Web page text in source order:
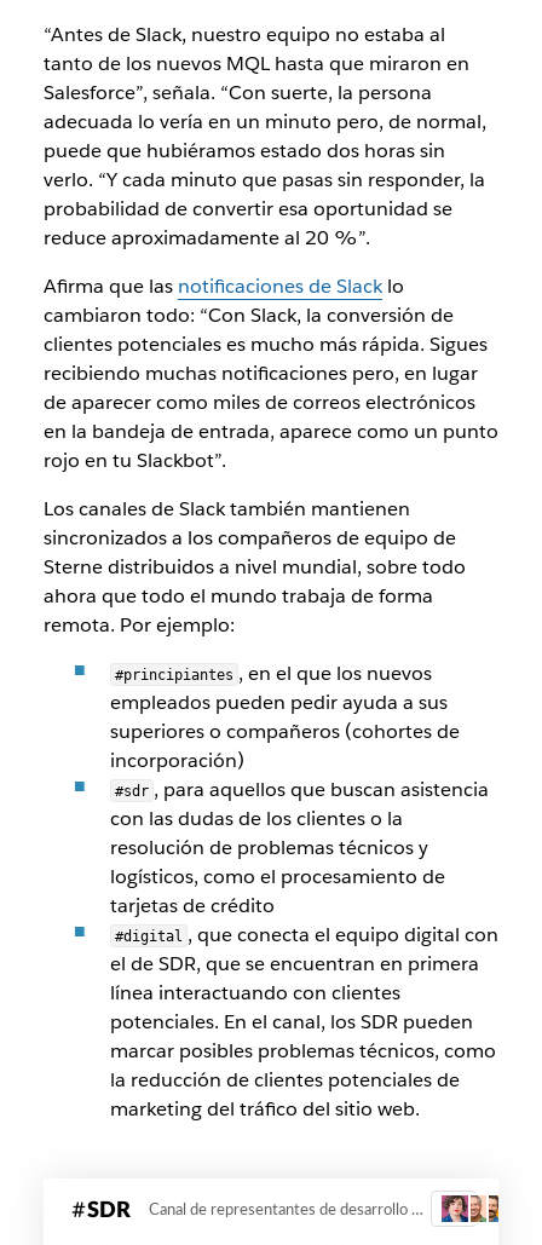
“Antes de Slack, nuestro equipo no estaba al
tanto de los nuevos MQL hasta que miraron en
Salesforce”, señala. “Con suerte, la persona
adecuada lo vería en un minuto pero, de normal,
puede que hubiéramos estado dos horas sin
verlo. “Y cada minuto que pasas sin responder, la
probabilidad de convertir esa oportunidad se
reduce aproximadamente al 20 %”.
Afirma que las notificaciones de Slacklo
cambiaron todo: “Con Slack, la conversión de
clientes potenciales es mucho más rápida. Sigues
recibiendo muchas notificaciones pero, en lugar
de aparecer como miles de correos electrónicos
en la bandeja de entrada, aparece como un punto
rojo en tu Slackbot”.
Los canales de Slack también mantienen
sincronizados a los compañeros de equipo de
Sterne distribuidos a nivel mundial, sobre todo
ahora que todo el mundo trabaja de forma
remota. Por ejemplo:
#principiantes , en el que los nuevos
empleados pueden pedir ayuda a sus
superiores o compañeros (cohortes de
incorporación)
#sdr , para aquellos que buscan asistencia
con las dudas de los clientes o la
resolución de problemas técnicos y
logísticos, como el procesamiento de
tarjetas de crédito
#digital , que conecta el equipo digital con
el de SDR, que se encuentran en primera
línea interactuando con clientes
potenciales. En el canal, los SDR pueden
marcar posibles problemas técnicos, como
la reducción de clientes potenciales de
marketing del tráfico del sitio web.
SDR Canal de representantes de desarrollo de ventas 3